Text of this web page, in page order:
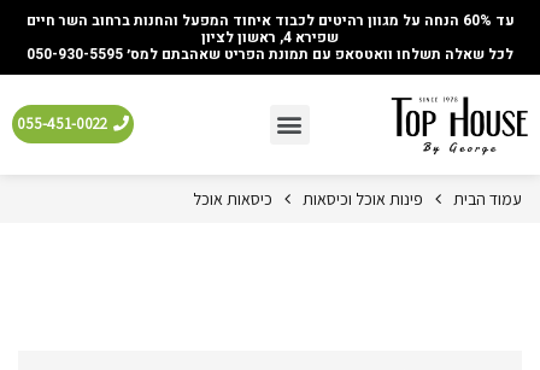
עד 60% הנחה על מגוון רהיטים לכבוד איחוד המפעל והחנות ברחוב השר חיים
שפירא 4, ראשון לציון
לכל שאלה תשלחו וואטסאפ עם תמונת הפריט שאהבתם למס׳ 050-930-5595
055-451-0022
עמוד הבית פינות אוכל וכיסאות כיסאות אוכל